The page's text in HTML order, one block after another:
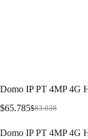
Domo IP PT 4MP 4G
$83.038
$65.785
Domo IP PT 4MP 4G